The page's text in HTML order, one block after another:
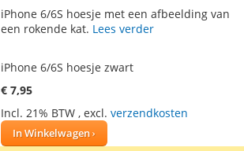
AAN TE
iPhone 6/6S hoesje met een afbeelding van
een rokende kat. Lees verder
iPhone 6/6S hoesje zwart
€ 7,95
Incl. 21% BTW , excl. verzendkosten
In Winkelwagen